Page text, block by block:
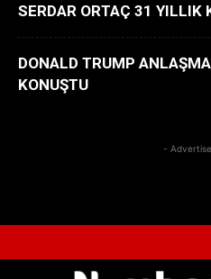
SERDAR ORTAÇ 31 YILLIK
DONALD TRUMP
KONUŞTU
-